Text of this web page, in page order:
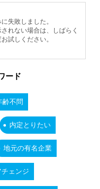
失敗しました。
れない場合は、しばらく
試しください。
ード
齢不問
内定とりたい
地元の有名企業
ェンジ